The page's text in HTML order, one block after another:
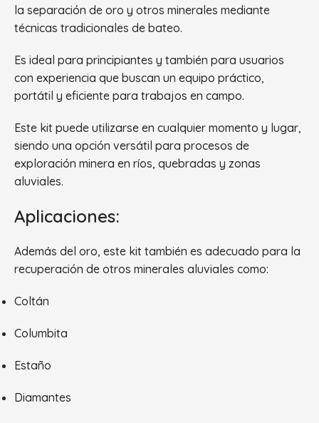
la separación de oro y otros minerales mediante
técnicas tradicionales de bateo.
Es ideal para principiantes y también para usuarios
con experiencia que buscan un equipo práctico,
portátil y eficiente para trabajos en campo.
Este kit puede utilizarse en cualquier momento y lugar,
siendo una opción versátil para procesos de
exploración minera en ríos, quebradas y zonas
aluviales.
Aplicaciones:
Además del oro, este kit también es adecuado para la
recuperación de otros minerales aluviales como:
Coltán
Columbita
Estaño
Diamantes